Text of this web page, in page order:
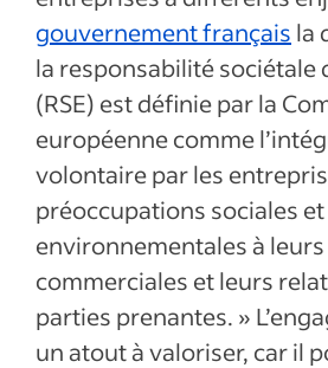
gouvernement français la
la responsabilité sociétale
(RSE) est définie par la
européenne comme
volontaire par les
préoccupations sociales et
environnementales à
commerciales et leurs
parties prenantes. »
un atout à valoriser, car il